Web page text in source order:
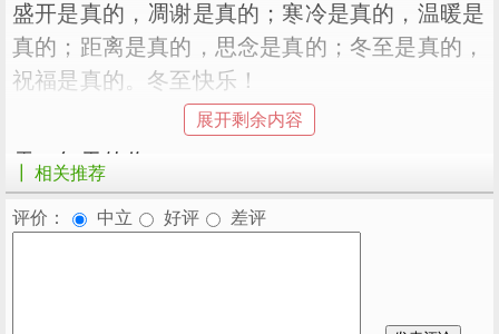
盛开是真的，凋谢是真的；寒冷是真的，温暖是
真的；距离是真的，思念是真的；冬至是真的，
祝福是真的。冬至快乐！
我喜欢早春的树，盛夏的风，深秋的雨，冬至的
雪，每天的你~
寒风凄凉，风干你的烦恼；雪花满铺，雪隐藏你
展开剩余内容
┃ 相关推荐
评价： 中立 好评 差评